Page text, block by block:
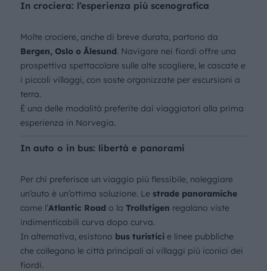
In crociera: l’esperienza più scenografica
Molte crociere, anche di breve durata, partono da
Bergen, Oslo o Ålesund. Navigare nei fiordi offre una
prospettiva spettacolare sulle alte scogliere, le cascate e
i piccoli villaggi, con soste organizzate per escursioni a
terra.
È una delle modalità preferite dai viaggiatori alla prima
esperienza in Norvegia.
In auto o in bus: libertà e panorami
Per chi preferisce un viaggio più flessibile, noleggiare
un’auto è un’ottima soluzione. Le strade panoramiche
come l’Atlantic Road o la Trollstigen regalano viste
indimenticabili curva dopo curva.
In alternativa, esistono bus turisticie linee pubbliche
che collegano le città principali ai villaggi più iconici dei
fiordi.